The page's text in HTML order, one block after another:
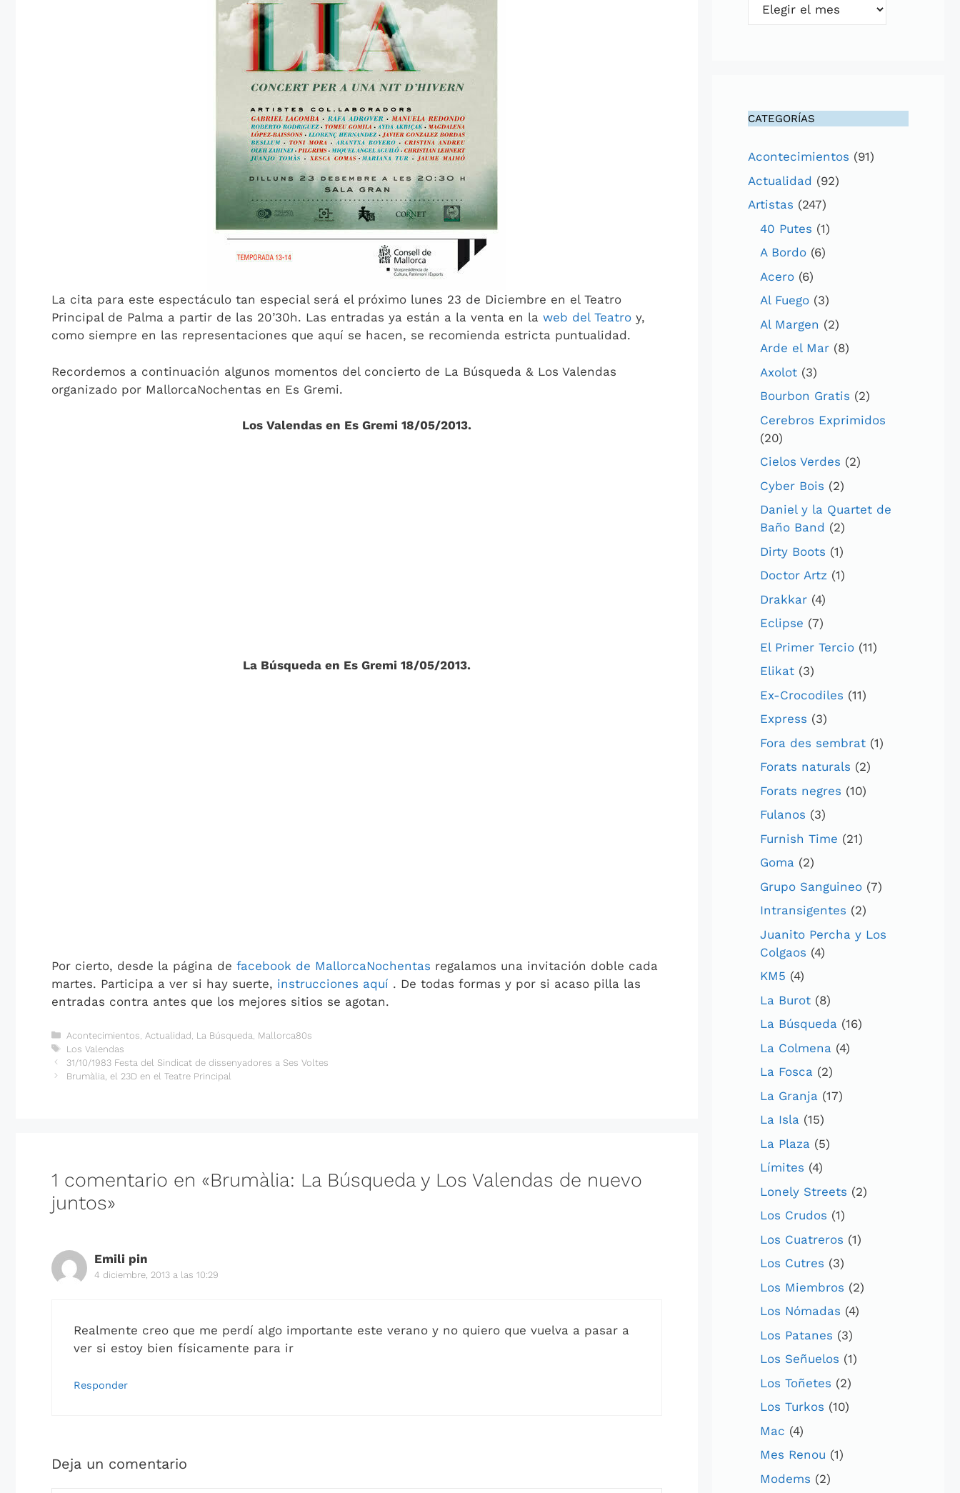
La cita para este espectáculo tan especial será el próximo lunes 23 de Diciembre en el Teatro
Principal de Palma a partir de las 20’30h. Las entradas ya están a la venta en la web del Teatro y,
como siempre en las representaciones que aquí se hacen, se recomienda estricta puntualidad.
Recordemos a continuación algunos momentos del concierto de La Búsqueda & Los Valendas
organizado por MallorcaNochentas en Es Gremi.
Los Valendas en Es Gremi 18/05/2013.
La Búsqueda en Es Gremi 18/05/2013.
Por cierto, desde la página de facebook de MallorcaNochentas regalamos una invitación doble cada
martes. Participa a ver si hay suerte, instrucciones aquí . De todas formas y por si acaso pilla las
entradas contra antes que los mejores sitios se agotan.
Categorías
Acontecimientos Actualidad La Búsqueda Mallorca80s
Etiquetas
Los Valendas
31/10/1983 Festa del Sindicat de dissenyadores a Ses Voltes
Brumàlia, el 23D en el Teatre Principal
1 comentario en «Brumàlia: La Búsqueda y Los Valendas de nuevo
juntos»
Emili pin
4 diciembre, 2013 a las 10:29
Realmente creo que me perdí algo importante este verano y no quiero que vuelva a pasar a
ver si estoy bien físicamente para ir
Responder
Deja un comentario
CATEGORÍAS
Acontecimientos (91)
Actualidad (92)
Artistas (247)
40 Putes (1)
A Bordo (6)
Acero (6)
Al Fuego (3)
Al Margen (2)
Arde el Mar (8)
Axolot (3)
Bourbon Gratis (2)
Cerebros Exprimidos
(20)
Cielos Verdes (2)
Cyber Bois (2)
Daniel y la Quartet de
Baño Band (2)
Dirty Boots (1)
Doctor Artz (1)
Drakkar (4)
Eclipse (7)
El Primer Tercio (11)
Elikat (3)
Ex-Crocodiles (11)
Express (3)
Fora des sembrat (1)
Forats naturals (2)
Forats negres (10)
Fulanos (3)
Furnish Time (21)
Goma (2)
Grupo Sanguineo (7)
Intransigentes (2)
Juanito Percha y Los
Colgaos (4)
KM5 (4)
La Burot (8)
La Búsqueda (16)
La Colmena (4)
La Fosca (2)
La Granja (17)
La Isla (15)
La Plaza (5)
Límites (4)
Lonely Streets (2)
Los Crudos (1)
Los Cuatreros (1)
Los Cutres (3)
Los Miembros (2)
Los Nómadas (4)
Los Patanes (3)
Los Señuelos (1)
Los Toñetes (2)
Los Turkos (10)
Mac (4)
Mes Renou (1)
Modems (2)